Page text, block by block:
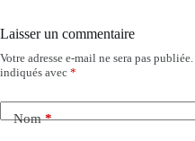
Laisser un commentaire
Votre adresse e-mail ne sera pas publiée.
indiqués avec *
Nom*